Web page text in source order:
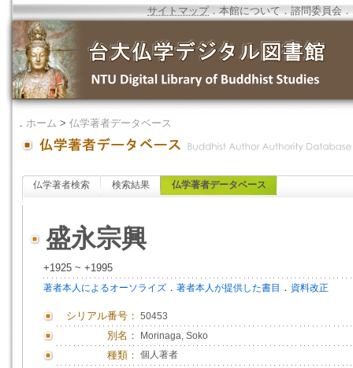
サイトマップ．本館について ．諮問委員会 ．
． ホーム > 仏学著者データベース
仏学著者検索 検索結果 仏学著者データベース
盛永宗興
+1925 ~ +1995
著者本人によるオーソライズ ． 著者本人が提供した書目 ． 資料改正
シリアル番号： 50453
別名： Morinaga, Soko
種類： 個人著者